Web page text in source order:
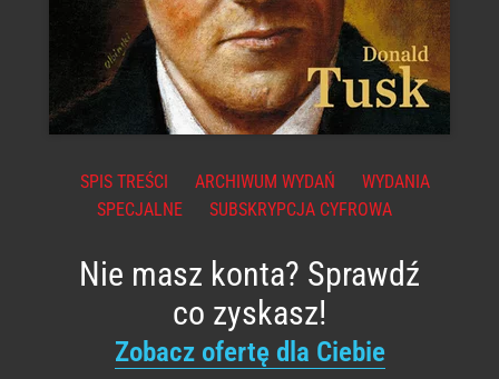
SPIS TREŚCI ARCHIWUM WYDAŃ
WYDANIA
SPECJALNE
SUBSKRYPCJA CYFROWA
Nie masz konta? Sprawdź
co zyskasz!
Zobacz ofertę dla Ciebie